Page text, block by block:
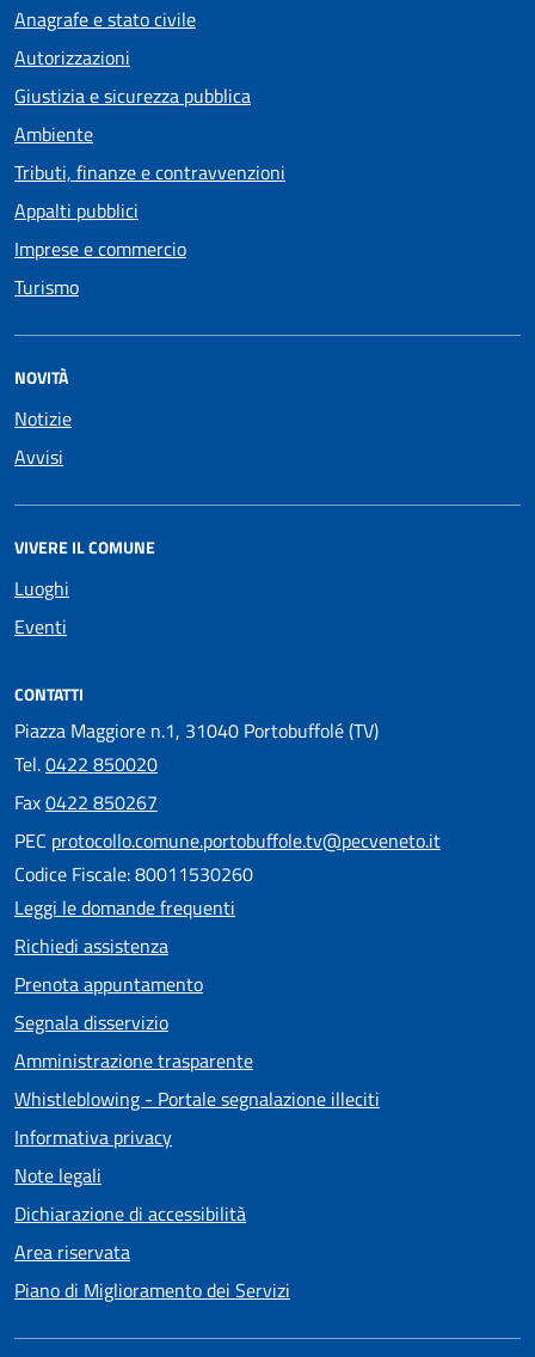
Anagrafe e stato civile
Autorizzazioni
Giustizia e sicurezza pubblica
Ambiente
Tributi, finanze e contravvenzioni
Appalti pubblici
Imprese e commercio
Turismo
NOVITÀ
Notizie
Avvisi
VIVERE IL COMUNE
Luoghi
Eventi
CONTATTI
Piazza Maggiore n.1, 31040 Portobuffolé (TV)
Tel.0422 850020
Fax0422 850267
PEC protocollo.comune.portobuffole.tv@pecveneto.it
Codice Fiscale: 80011530260
Leggi le domande frequenti
Richiedi assistenza
Prenota appuntamento
Segnala disservizio
Amministrazione trasparente
Whistleblowing - Portale segnalazione illeciti
Informativa privacy
Note legali
Dichiarazione di accessibilità
Area riservata
Piano di Miglioramento dei Servizi